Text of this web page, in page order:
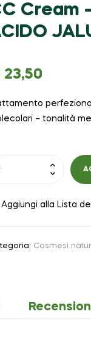
Cream
23,50
– tonalità
Aggiungi alla Lista
Cosmesi